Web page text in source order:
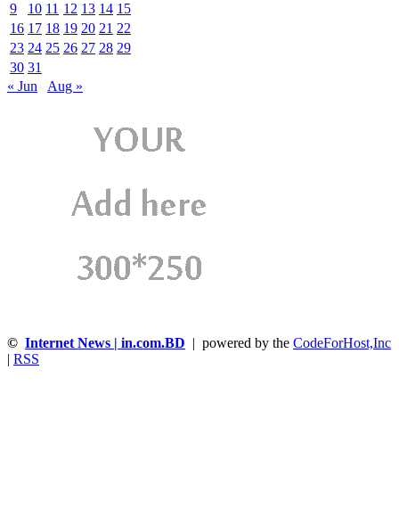
9
10 11 12 13 14 15
16 17 18 19 20 21 22
23 24 25 26 27 28 29
30 31
« Jun
Aug »
© Internet News | in.com.BD | powered by the CodeForHost,Inc
RSS